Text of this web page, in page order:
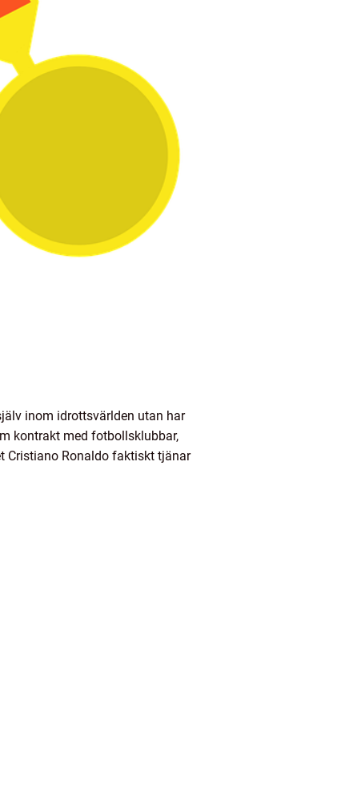
inom idrottsvärlden utan har
kontrakt med fotbollsklubbar,
Cristiano Ronaldo faktiskt tjänar